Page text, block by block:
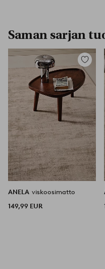
Saman sarjan
Lisää
ANELA viskoosimatto
149,99 EUR